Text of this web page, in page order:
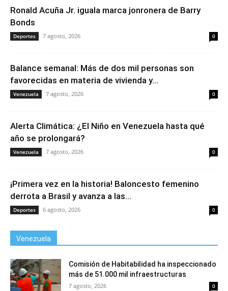
Ronald Acuña Jr. iguala marca jonronera de Barry
Bonds
Deportes 7 agosto, 2026 0
Balance semanal: Más de dos mil personas son
favorecidas en materia de vivienda y...
Venezuela 7 agosto, 2026 0
Alerta Climática: ¿El Niño en Venezuela hasta qué
año se prolongará?
Venezuela 7 agosto, 2026 0
¡Primera vez en la historia! Baloncesto femenino
derrota a Brasil y avanza a las...
Deportes 6 agosto, 2026 0
Venezuela
Comisión de Habitabilidad ha inspeccionado
más de 51.000 mil infraestructuras
7 agosto, 2026 0